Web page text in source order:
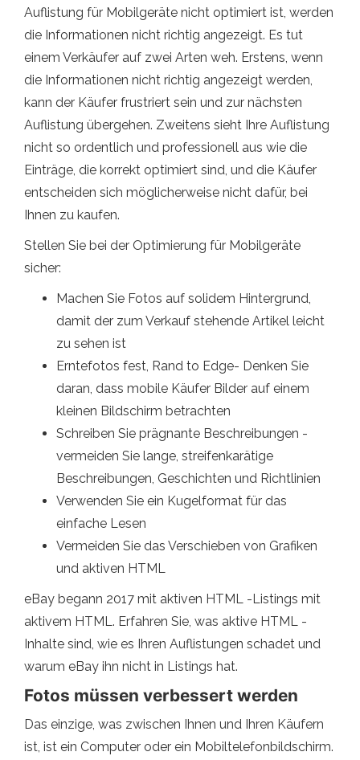
Auflistung für Mobilgeräte nicht optimiert ist, werden
die Informationen nicht richtig angezeigt. Es tut
einem Verkäufer auf zwei Arten weh. Erstens, wenn
die Informationen nicht richtig angezeigt werden,
kann der Käufer frustriert sein und zur nächsten
Auflistung übergehen. Zweitens sieht Ihre Auflistung
nicht so ordentlich und professionell aus wie die
Einträge, die korrekt optimiert sind, und die Käufer
entscheiden sich möglicherweise nicht dafür, bei
Ihnen zu kaufen.
Stellen Sie bei der Optimierung für Mobilgeräte
sicher:
Machen Sie Fotos auf solidem Hintergrund,
damit der zum Verkauf stehende Artikel leicht
zu sehen ist
Erntefotos fest, Rand to Edge- Denken Sie
daran, dass mobile Käufer Bilder auf einem
kleinen Bildschirm betrachten
Schreiben Sie prägnante Beschreibungen -
vermeiden Sie lange, streifenkarätige
Beschreibungen, Geschichten und Richtlinien
Verwenden Sie ein Kugelformat für das
einfache Lesen
Vermeiden Sie das Verschieben von Grafiken
und aktiven HTML
eBay begann 2017 mit aktiven HTML -Listings mit
aktivem HTML. Erfahren Sie, was aktive HTML -
Inhalte sind, wie es Ihren Auflistungen schadet und
warum eBay ihn nicht in Listings hat.
Fotos müssen verbessert werden
Das einzige, was zwischen Ihnen und Ihren Käufern
ist, ist ein Computer oder ein Mobiltelefonbildschirm.